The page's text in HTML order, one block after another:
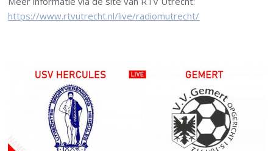
https://www.rtvutrecht.nl/live/radiomutrecht/